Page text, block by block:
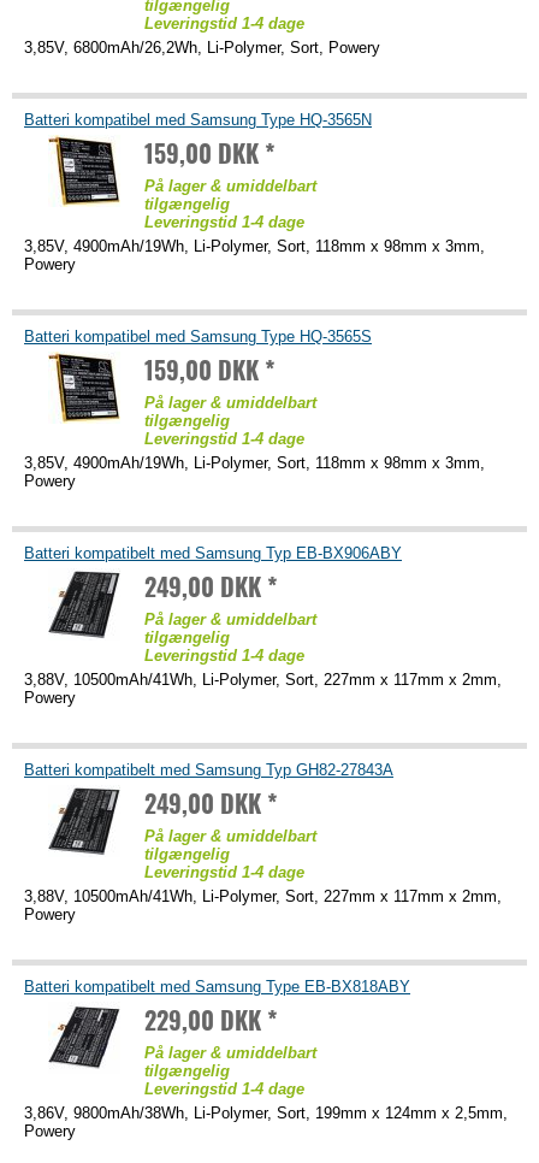
tilgængelig
Leveringstid 1-4 dage
3,85V, 6800mAh/26,2Wh, Li-Polymer, Sort, Powery
Batteri kompatibel med Samsung Type HQ-3565N
159,00 DKK *
På lager & umiddelbart
tilgængelig
Leveringstid 1-4 dage
3,85V, 4900mAh/19Wh, Li-Polymer, Sort, 118mm x 98mm x 3mm,
Powery
Batteri kompatibel med Samsung Type HQ-3565S
159,00 DKK *
På lager & umiddelbart
tilgængelig
Leveringstid 1-4 dage
3,85V, 4900mAh/19Wh, Li-Polymer, Sort, 118mm x 98mm x 3mm,
Powery
Batteri kompatibelt med Samsung Typ EB-BX906ABY
249,00 DKK *
På lager & umiddelbart
tilgængelig
Leveringstid 1-4 dage
3,88V, 10500mAh/41Wh, Li-Polymer, Sort, 227mm x 117mm x 2mm,
Powery
Batteri kompatibelt med Samsung Typ GH82-27843A
249,00 DKK *
På lager & umiddelbart
tilgængelig
Leveringstid 1-4 dage
3,88V, 10500mAh/41Wh, Li-Polymer, Sort, 227mm x 117mm x 2mm,
Powery
Batteri kompatibelt med Samsung Type EB-BX818ABY
229,00 DKK *
På lager & umiddelbart
tilgængelig
Leveringstid 1-4 dage
3,86V, 9800mAh/38Wh, Li-Polymer, Sort, 199mm x 124mm x 2,5mm,
Powery